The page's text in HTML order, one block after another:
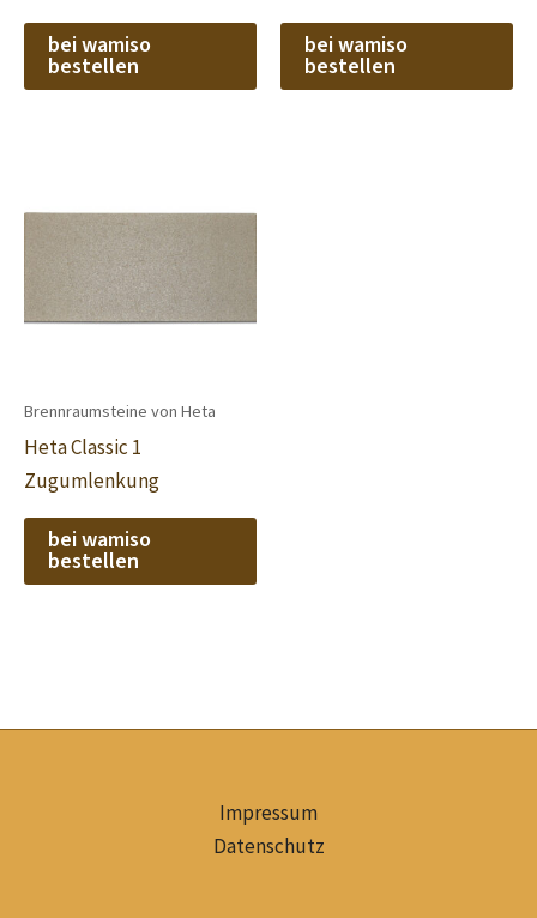
bei wamiso
bestellen
bei wamiso
bestellen
Brennraumsteine von Heta
Heta Classic 1
Zugumlenkung
bei wamiso
bestellen
Impressum
Datenschutz